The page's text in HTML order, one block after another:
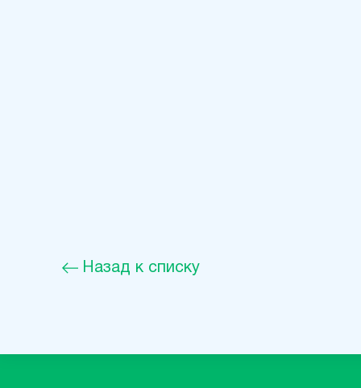
Назад к списку